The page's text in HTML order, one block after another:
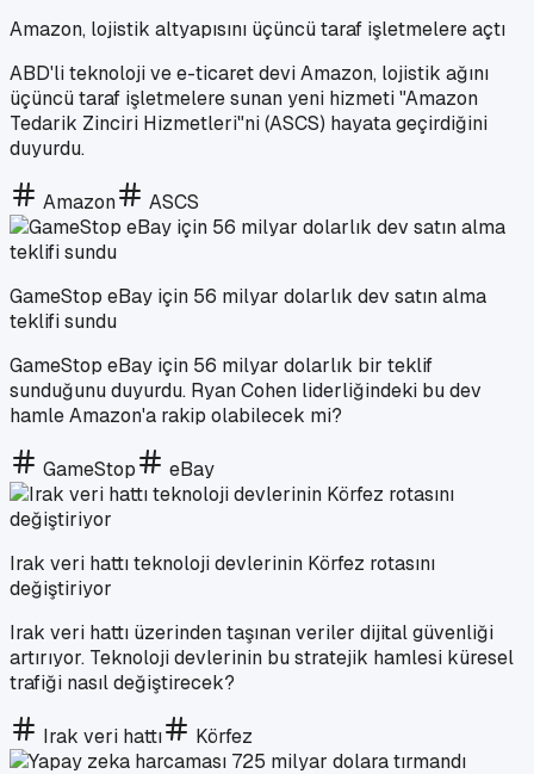
Amazon, lojistik altyapısını üçüncü taraf işletmelere açtı
ABD'li teknoloji ve e-ticaret devi Amazon, lojistik ağını
üçüncü taraf işletmelere sunan yeni hizmeti "Amazon
Tedarik Zinciri Hizmetleri"ni (ASCS) hayata geçirdiğini
duyurdu.
Amazon ASCS
GameStop eBay için 56 milyar dolarlık dev satın alma
teklifi sundu
GameStop eBay için 56 milyar dolarlık bir teklif
sunduğunu duyurdu. Ryan Cohen liderliğindeki bu dev
hamle Amazon'a rakip olabilecek mi?
GameStop eBay
Irak veri hattı teknoloji devlerinin Körfez rotasını
değiştiriyor
Irak veri hattı üzerinden taşınan veriler dijital güvenliği
artırıyor. Teknoloji devlerinin bu stratejik hamlesi küresel
trafiği nasıl değiştirecek?
Irak veri hattı Körfez